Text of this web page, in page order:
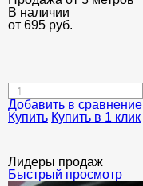
В наличии
от 695 руб.
Добавить в сравнение
Купить Купить в 1 клик
Лидеры продаж
Быстрый просмотр